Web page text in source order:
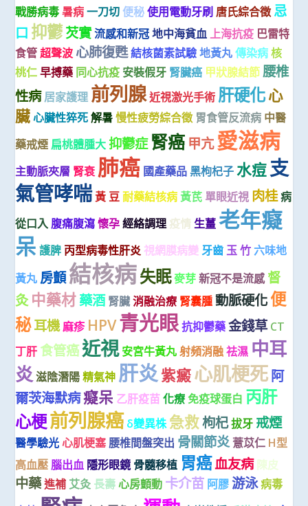
戰勝病毒 暑病 一刀切 便秘 使用電動牙刷 唐氏綜合徵 忌
口 抑鬱芡實流感和新冠 地中海貧血 上海抗疫 巴雷特
食管 超聲波 心肺復甦結核菌素試驗 地黃丸 傳染病 核
桃仁 早搏藥 同心抗疫 安裝假牙 腎臟癌 甲狀腺結節 腰椎
性病 居家護理 前列腺近視激光手術 肝硬化心
臟 心臟性猝死 解暑 慢性疲勞綜合徵 胃食管反流病 中醫
藥戒煙 扁桃體腫大 抑鬱症 腎癌 甲亢愛滋病
主動脈夾層 腎衰 肺癌 國產藥品 黑枸杞子 水痘支
氣管哮喘黃 豆 耐藥結核病 黃芪 單眼近視 肉桂病
從口入 腹痛腹瀉 懷孕 經絡調理 疫情 生薑 老年癡
呆 護脾 丙型病毒性肝炎 視網膜病變 牙齒 玉 竹 六味地
黃丸 房顫結核病失眠麥芽 新冠不是流感 督
灸 中藥材藥酒 腎臟 消融治療 腎囊腫 動脈硬化便
秘耳機麻疹 HPV青光眼抗抑鬱藥 金錢草 CT
丁肝 食管癌近視 安宮牛黃丸 射頻消融 祛濕 中耳
炎滋陰潛陽 精氣神 肝炎紫癜心肌梗死阿
爾茨海默病癡呆 乙肝疫苗 化療 免疫球蛋白 丙肝
心梗前列腺癌 δ變異株 急救枸杞拔牙 戒煙
醫學驗光 心肌梗塞 腰椎間盤突出 骨關節炎 薏苡仁 H型
高血壓 腦出血 隱形眼鏡 骨髓移植 胃癌血友病 陳皮
中藥 進補 艾灸 長壽 心房顫動 卡介苗 阿膠 游泳病毒